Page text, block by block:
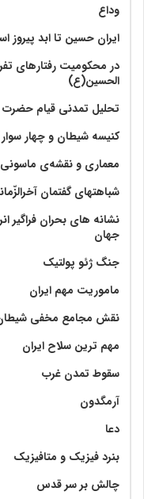
وداع
ایران حسین تا ابد پیروز
در محکومیت رفتارهای
الحسین(ع)
تحلیل تمدنی قیام حضرت
کنیسه شیطان و چهار سوار
معماری و نقشه‌ی
شباهتهای گفتمان
نشانه های بحران فراگیر
جهان
جنگ ژئو پولتیک
ماموریت مهم ایران
نقش مجامع مخفی
مهم ترین سلاح ایران
سقوط تمدن غرب
آرمگدون
دعا
بنرد فیزیک و متافیزیک
چالش بر سر قدس